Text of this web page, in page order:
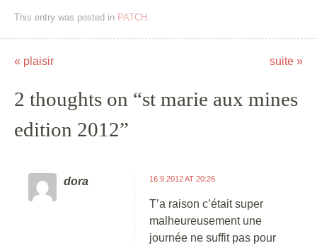
This entry was posted in PATCH .
Post navigation
« plaisir suite »
2 thoughts on “st marie aux mines
edition 2012”
dora 16.9.2012 AT 20:26
T’a raison c’était super
malheureusement une
journée ne suffit pas pour